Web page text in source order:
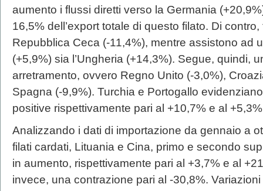
aumento i flussi diretti verso la Germania
16,5% dell’export totale di questo filato. Di
Repubblica Ceca (-11,4%), mentre assistono ad
(+5,9%) sia l’Ungheria (+14,3%). Segue, quindi,
arretramento, ovvero Regno Unito (-3,0%),
Spagna (-9,9%). Turchia e Portogallo
positive rispettivamente pari al +10,7% e al
Analizzando i dati di importazione da gennaio a
filati cardati, Lituania e Cina, primo e secondo
in aumento, rispettivamente pari al +3,7% e al
invece, una contrazione pari al -30,8%.